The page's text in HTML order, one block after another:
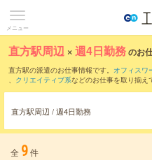
メニュー
直方駅周辺 ×週4日勤務のお
直方駅の派遣のお仕事情報です。 オフィスワ
、 クリエイティブ系などのお仕事を取り揃え
直方駅周辺 / 週4日勤務
全 9件